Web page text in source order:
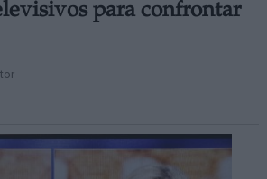
para confrontar